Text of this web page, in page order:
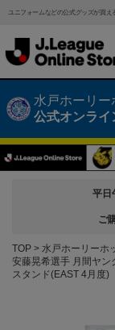
ユニフォームなどの公式グッズが買え
水戸ホーリー
公式オンライ
平日
ご
TOP 水戸ホーリーホ
安藤晃希選手 月間ヤ
スタンド(EAST 4月度)